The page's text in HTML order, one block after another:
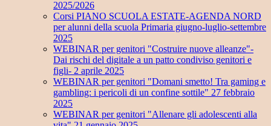
2025/2026
Corsi PIANO SCUOLA ESTATE-AGENDA NORD
per alunni della scuola Primaria giugno-luglio-settembre
2025
WEBINAR per genitori "Costruire nuove alleanze"-
Dai rischi del digitale a un patto condiviso genitori e
figli- 2 aprile 2025
WEBINAR per genitori "Domani smetto! Tra gaming e
gambling: i pericoli di un confine sottile" 27 febbraio
2025
WEBINAR per genitori "Allenare gli adolescenti alla